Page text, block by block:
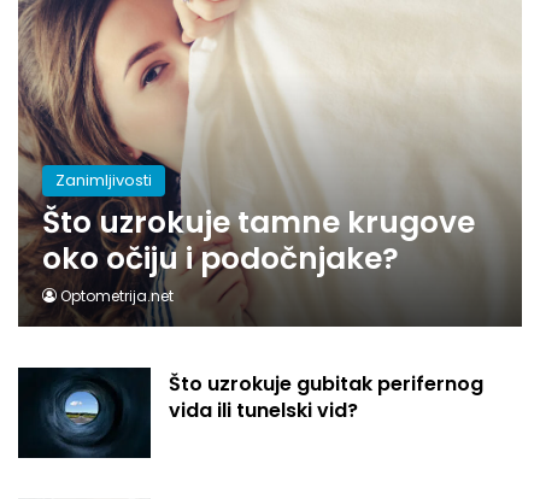
Zanimljivosti
Što uzrokuje tamne krugove
oko očiju i podočnjake?
Optometrija.net
Što uzrokuje gubitak perifernog
vida ili tunelski vid?